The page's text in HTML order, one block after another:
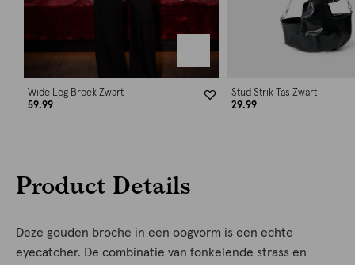
Wide Leg Broek Zwart
59.99
Stud Strik Tas Zwart
29.99
Product Details
Deze gouden broche in een oogvorm is een echte
eyecatcher. De combinatie van fonkelende strass en